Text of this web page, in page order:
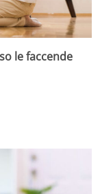
le faccende